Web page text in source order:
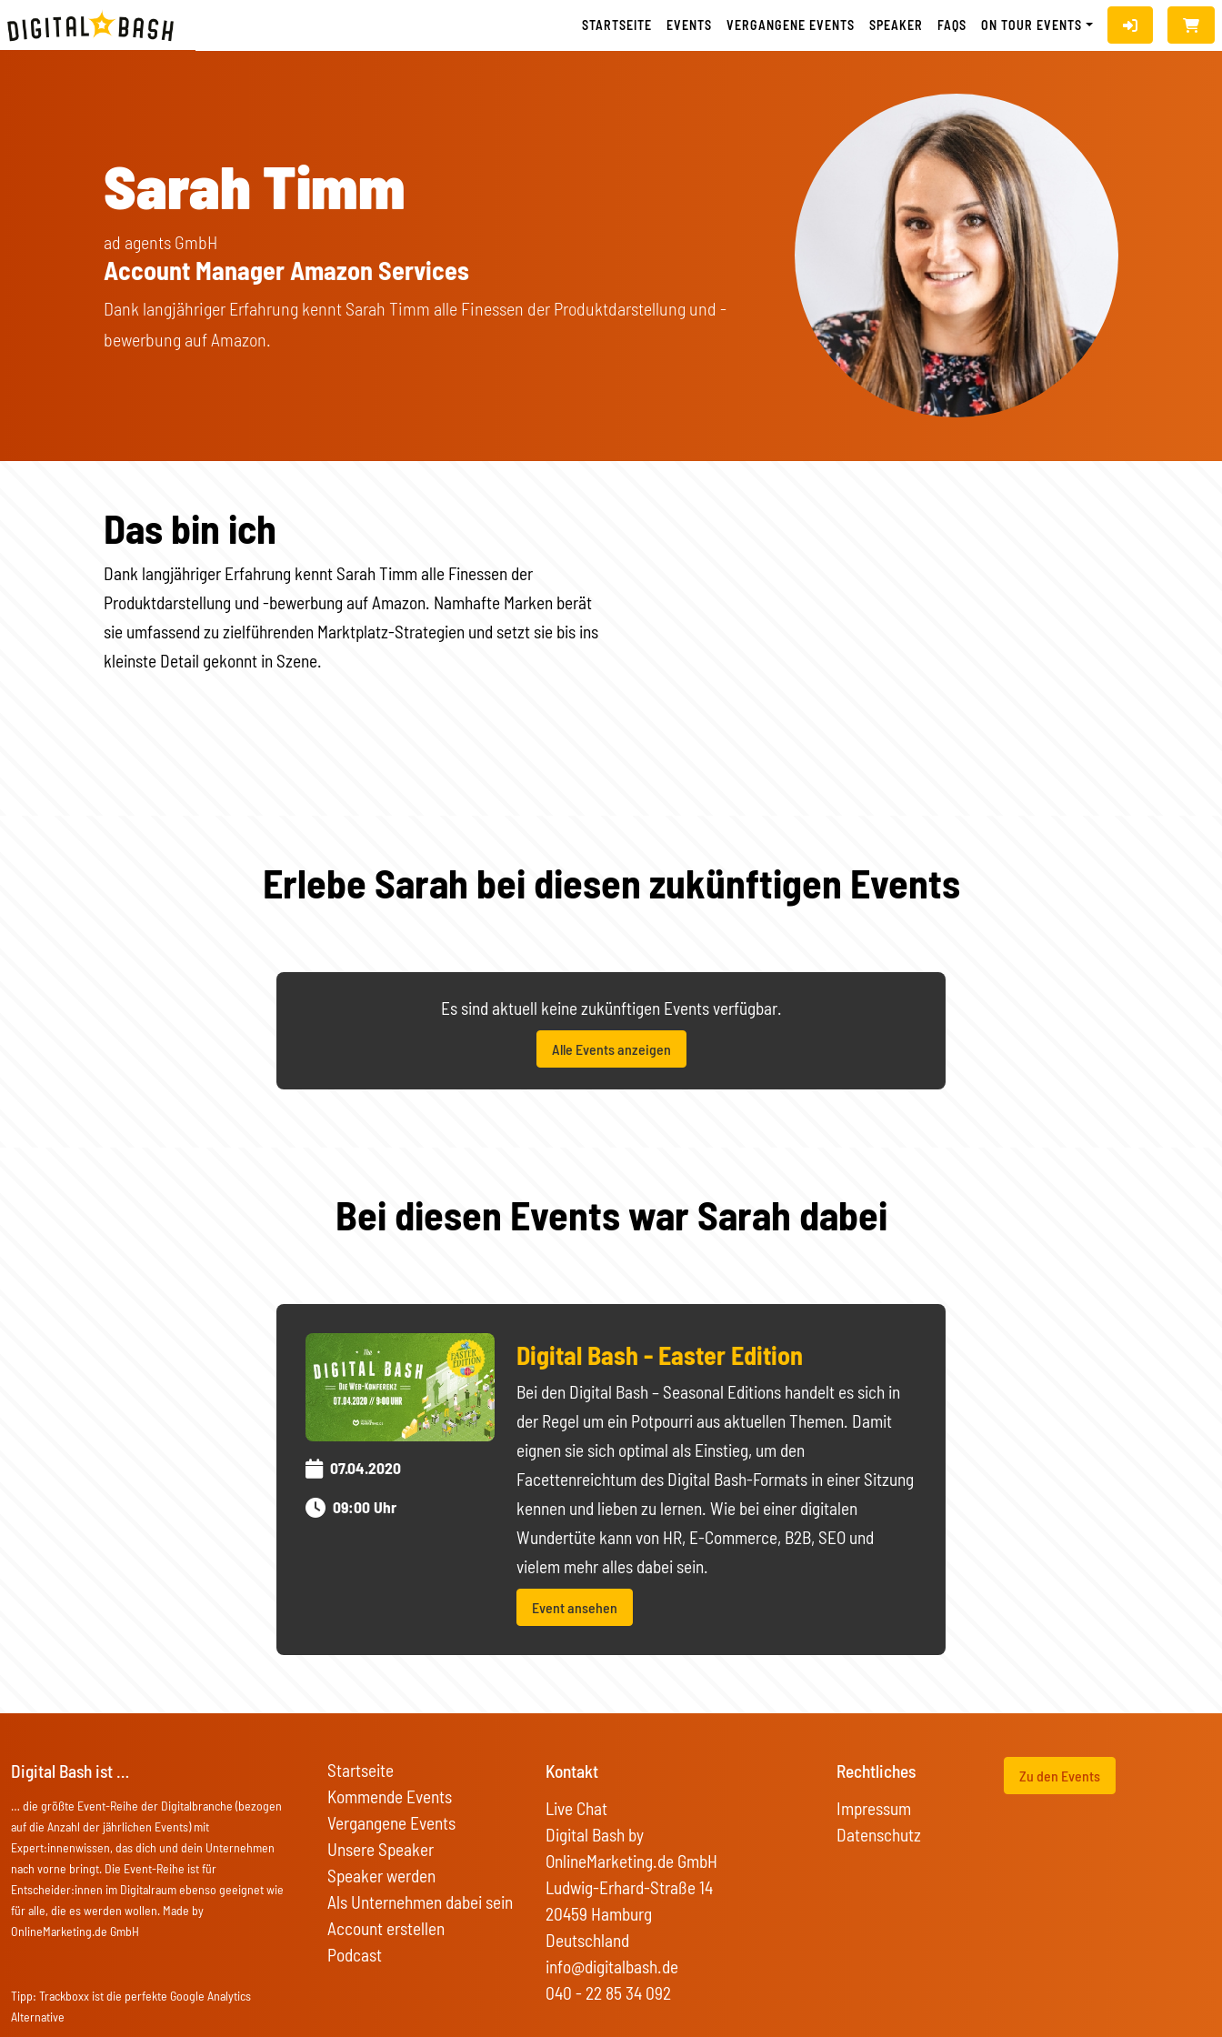
STARTSEITE EVENTS VERGANGENE EVENTS SPEAKER FAQS ON TOUR EVENTS
Sarah Timm
ad agents GmbH
Account Manager Amazon Services
Dank langjähriger Erfahrung kennt Sarah Timm alle Finessen der Produktdarstellung und -
bewerbung auf Amazon.
Das bin ich
Dank langjähriger Erfahrung kennt Sarah Timm alle Finessen der
Produktdarstellung und -bewerbung auf Amazon. Namhafte Marken berät
sie umfassend zu zielführenden Marktplatz-Strategien und setzt sie bis ins
kleinste Detail gekonnt in Szene.
Erlebe Sarah bei diesen zukünftigen Events
Es sind aktuell keine zukünftigen Events verfügbar.
Alle Events anzeigen
Bei diesen Events war Sarah dabei
07.04.2020
09:00 Uhr
Digital Bash - Easter Edition
Bei den Digital Bash – Seasonal Editions handelt es sich in
der Regel um ein Potpourri aus aktuellen Themen. Damit
eignen sie sich optimal als Einstieg, um den
Facettenreichtum des Digital Bash-Formats in einer Sitzung
kennen und lieben zu lernen. Wie bei einer digitalen
Wundertüte kann von HR, E-Commerce, B2B, SEO und
vielem mehr alles dabei sein.
Event ansehen
Digital Bash ist …
… die größte Event-Reihe der Digitalbranche (bezogen
auf die Anzahl der jährlichen Events) mit
Expert:innenwissen, das dich und dein Unternehmen
nach vorne bringt. Die Event-Reihe ist für
Entscheider:innen im Digitalraum ebenso geeignet wie
für alle, die es werden wollen. Made by
OnlineMarketing.de GmbH
Tipp: Trackboxx ist die perfekte Google Analytics
Alternative
Startseite
Kommende Events
Vergangene Events
Unsere Speaker
Speaker werden
Als Unternehmen dabei sein
Account erstellen
Podcast
Kontakt
Live Chat
Digital Bash by
OnlineMarketing.de GmbH
Ludwig-Erhard-Straße 14
20459 Hamburg
Deutschland
info@digitalbash.de
040 - 22 85 34 092
Rechtliches
Impressum
Datenschutz
Zu den Events